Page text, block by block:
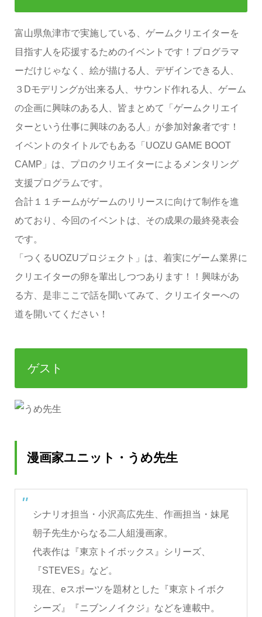
富山県魚津市で実施している、ゲームクリエイターを
目指す人を応援するためのイベントです！プログラマ
ーだけじゃなく、絵が描ける人、デザインできる人、
３Dモデリングが出来る人、サウンド作れる人、ゲーム
の企画に興味のある人、皆まとめて「ゲームクリエイ
ターという仕事に興味のある人」が参加対象者です！
イベントのタイトルでもある「UOZU GAME BOOT
CAMP」は、プロのクリエイターによるメンタリング
支援プログラムです。
合計１１チームがゲームのリリースに向けて制作を進
めており、今回のイベントは、その成果の最終発表会
です。
「つくるUOZUプロジェクト」は、着実にゲーム業界に
クリエイターの卵を輩出しつつあります！！興味があ
る方、是非ここで話を聞いてみて、クリエイターへの
道を開いてください！
ゲスト
漫画家ユニット・うめ先生
シナリオ担当・小沢高広先生、作画担当・妹尾
朝子先生からなる二人組漫画家。
代表作は『東京トイボックス』シリーズ、
『STEVES』など。
現在、eスポーツを題材とした『東京トイボク
シーズ』『ニブンノイクジ』などを連載中。